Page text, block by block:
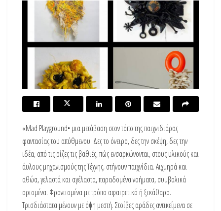
«Μad Playground• μια μετάβαση στον τόπο της παιχνιδιάρας
φαντασίας του απύθμενου. Δες το όνειρο, δες την σκέψη, δες την
ιδέα, από τις ρίζες τις βαθιές, πώς ενσαρκώνονται, στους υλικούς και
άυλους μηχανισμούς της Τέχνης, στήνουν παιχνίδια. Αιχμηρά και
αθώα, γελαστά και αγέλαστα, παραδομένα νοήματα, συμβολικά
ορισμένα. Φροντισμένα με τρόπο αφαιρετικό ή ξεκάθαρο.
Τρισδιάστατα μένουν με όψη μεστή. Στοίβες αράδες αντικείμενα σε